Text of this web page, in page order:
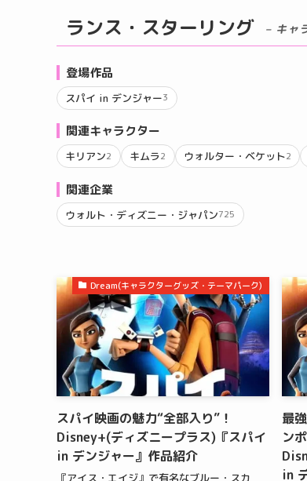
ランス・スターリング – キャ
登場作品
スパイ in デンジャー3
関連キャラクター
キリアン2 キムラ2 ウォルター・ベケット2
関連企業
ウォルト・ディズニー・ジャパン725
Dream(キャラクターグッズ・テーマパーク)
スパイ映画の魅力“全部入り”！
Disney+(ディズニープラス)『スパイ
in デンジャー』作品紹介
『アイス・エイジ』で有名なブルー・スカ
最
ン
in